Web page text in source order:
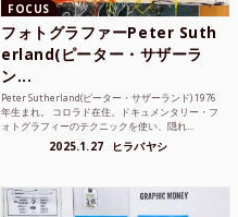
FOCUS
フォトグラファーPeter Suth
erland(ピーター・サザーラ
ン...
Peter Sutherland(ピーター・サザーランド) 1976
年生まれ。 コロラド在住。ドキュメンタリー・フ
ォトグラフィーのテクニックを使い、隠れ...
2025.1.27 ヒラバヤシ